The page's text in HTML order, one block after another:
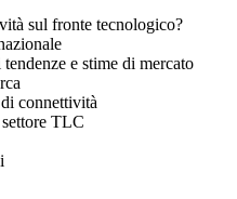
sul fronte tecnologico?
e stime di mercato
connettività
TLC